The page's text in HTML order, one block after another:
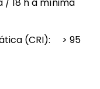
(CRI): > 95